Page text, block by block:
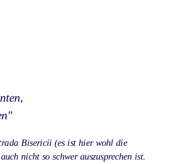
Bisericii (es ist hier wohl die
nicht so schwer auszusprechen ist.